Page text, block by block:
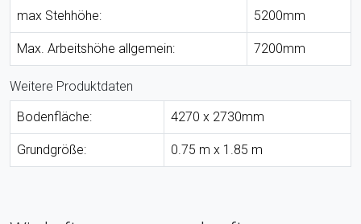
max Stehhöhe: 5200mm
Max. Arbeitshöhe allgemein: 7200mm
Weitere Produktdaten
Bodenfläche:
4270 x 2730mm
Grundgröße: 0.75 m x 1.85 m